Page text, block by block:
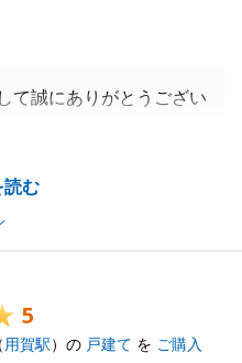
読む
て誠にありがとうござい
出の書類の取得ができな
のアナウンスとなってし
でした。
ていただくべきでござい
5
用賀駅）の 戸建て を ご購入